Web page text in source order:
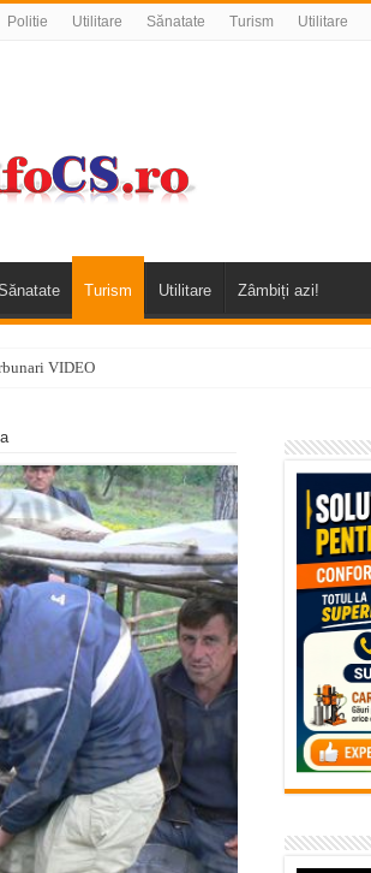
Politie Utilitare Sănatate Turism Utilitare
Turism Utilitare Zâmbiți azi!
VIDEO
– avarie
izvor de sănătate VIDEO
VIDEO
și Plastomet
– Calea Severinului